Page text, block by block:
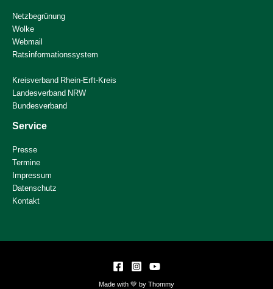
Netzbegrünung
Wolke
Webmail
Ratsinformationssystem
Kreisverband Rhein-Erft-Kreis
Landesverband NRW
Bundesverband
Service
Presse
Termine
Impressum
Datenschutz
Kontakt
Made with 💚 by Thommy